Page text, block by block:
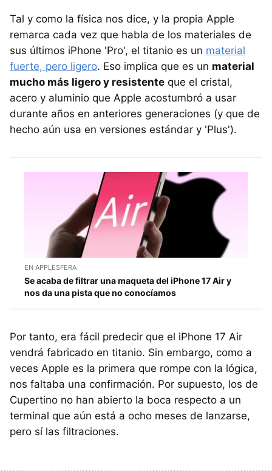
Tal y como la física nos dice, y la propia Apple
remarca cada vez que habla de los materiales de
sus últimos iPhone 'Pro', el titanio es un material
fuerte, pero ligero. Eso implica que es un material
mucho más ligero y resistente que el cristal,
acero y aluminio que Apple acostumbró a usar
durante años en anteriores generaciones (y que de
hecho aún usa en versiones estándar y 'Plus').
EN APPLESFERA
Se acaba de filtrar una maqueta del iPhone 17 Air y
nos da una pista que no conocíamos
Por tanto, era fácil predecir que el iPhone 17 Air
vendrá fabricado en titanio. Sin embargo, como a
veces Apple es la primera que rompe con la lógica,
nos faltaba una confirmación. Por supuesto, los de
Cupertino no han abierto la boca respecto a un
terminal que aún está a ocho meses de lanzarse,
pero sí las filtraciones.